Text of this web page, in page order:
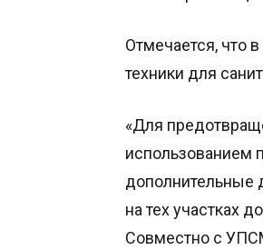
Отмечается, что
техники для
«Для
использованием
дополнительные
на тех участках
Совместно с